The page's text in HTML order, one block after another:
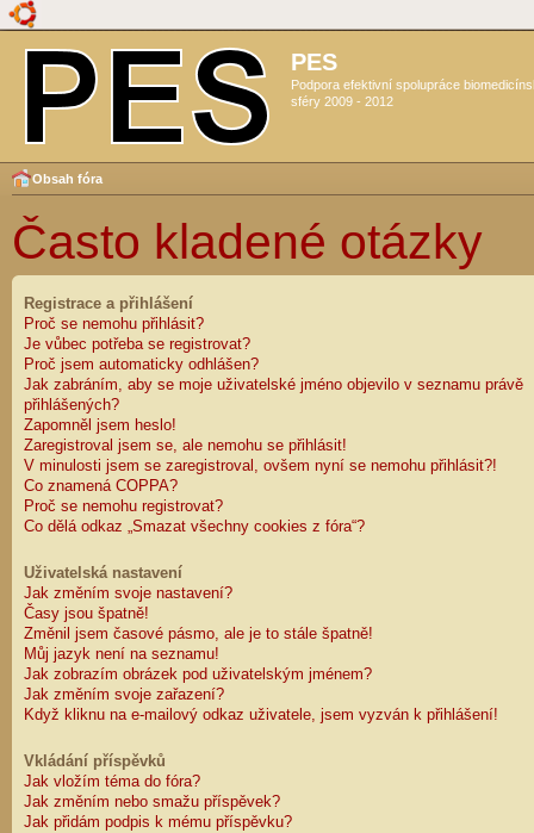
PES
Podpora efektivní spolupráce
sféry 2009 - 2012
Obsah fóra
Často kladené otázky
Registrace a přihlášení
Proč se nemohu přihlásit?
Je vůbec potřeba se registrovat?
Proč jsem automaticky odhlášen?
Jak zabráním, aby se moje uživatelské jméno objevilo v seznamu právě
přihlášených?
Zapomněl jsem heslo!
Zaregistroval jsem se, ale nemohu se přihlásit!
V minulosti jsem se zaregistroval, ovšem nyní se nemohu přihlásit?!
Co znamená COPPA?
Proč se nemohu registrovat?
Co dělá odkaz „Smazat všechny cookies z fóra“?
Uživatelská nastavení
Jak změním svoje nastavení?
Časy jsou špatně!
Změnil jsem časové pásmo, ale je to stále špatně!
Můj jazyk není na seznamu!
Jak zobrazím obrázek pod uživatelským jménem?
Jak změním svoje zařazení?
Když kliknu na e-mailový odkaz uživatele, jsem vyzván k přihlášení!
Vkládání příspěvků
Jak vložím téma do fóra?
Jak změním nebo smažu příspěvek?
Jak přidám podpis k mému příspěvku?